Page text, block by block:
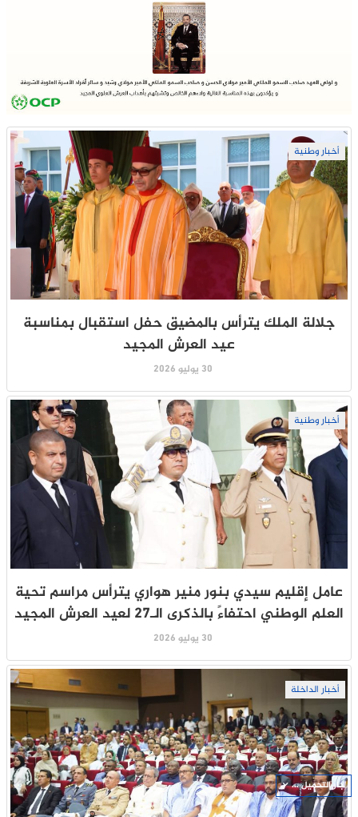
أخبار وطنية
جلالة الملك يترأس بالمضيق حفل استقبال بمناسبة
عيد العرش المجيد
30 يوليو 2026
أخبار وطنية
عامل إقليم سيدي بنور منير هواري يترأس مراسم تحية
العلم الوطني احتفاءً بالذكرى الـ27 لعيد العرش المجيد
30 يوليو 2026
أخبار الداخلة
جار التحميل ...